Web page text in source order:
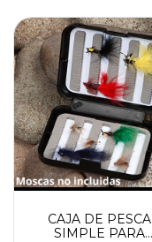
CAJA DE PESCA
SIMPLE PARA